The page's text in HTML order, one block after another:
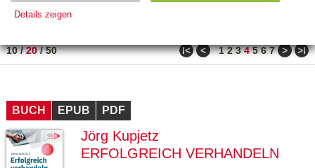
PREIS
10/20/50 ǀ< < 1 2 3 4 5 6 7 > >ǀ
BUCH EPUB PDF
Jörg Kupjetz
ERFOLGREICH VERHANDELN
Details zeigen
Name Zweck
Ty
ESSION
_ID
verlag.
de
Session verwendet
GV_CO
OKIES
gabal-
Speichert den Zustimmungsstatus des
Benutzers für Cookies auf der aktuellen
Domäne.
ge